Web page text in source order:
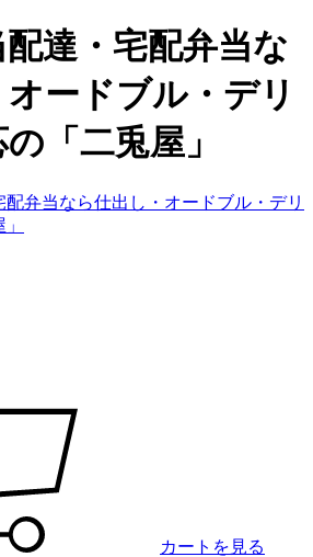
達・宅配弁当な
ードブル・デリ
「二兎屋」
カートを見る